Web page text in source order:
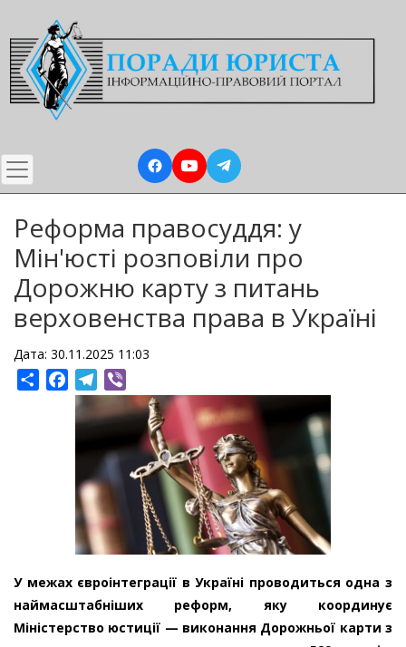
до
основного
вмісту
Реформа правосуддя: у
Мін'юсті розповіли про
Дорожню карту з питань
верховенства права в Україні
Дата: 30.11.2025 11:03
ShareFacebookTelegram
У межах євроінтеграції в Україні проводиться одна з
наймасштабніших реформ, яку координує
Міністерство юстиції — виконання Дорожньої карти з